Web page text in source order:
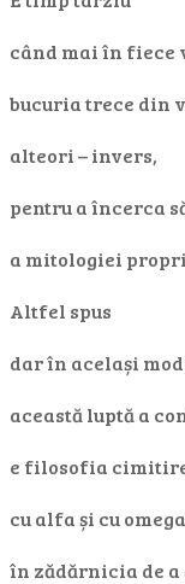
când mai în fiece
bucuria trece din
alteori – invers,
pentru a încerca
a mitologiei
Altfel spus
dar în același
această luptă a
e filosofia
cu alfa și cu omega
în zădărnicia de